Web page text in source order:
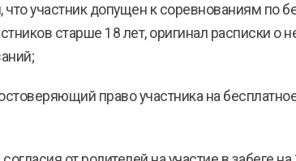
участник допущен к соревнованиям по
старше 18 лет, оригинал расписки о
право участника на